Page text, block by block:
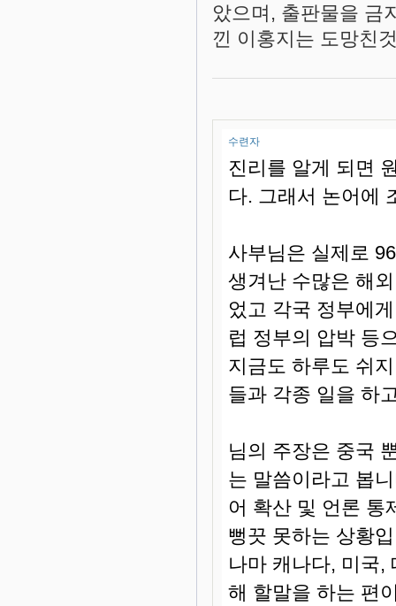
았으며, 출판물을 금
낀 이홍지는 도망친
수련자
진리를 알게 되면
다. 그래서 논어에
사부님은 실제로
생겨난 수많은 해
었고 각국 정부에
럽 정부의 압박 등
지금도 하루도 쉬
들과 각종 일을 하
님의 주장은 중국
는 말씀이라고 봅
어 확산 및 언론 통
뻥끗 못하는 상황
나마 캐나다, 미국,
해 할말을 하는 편